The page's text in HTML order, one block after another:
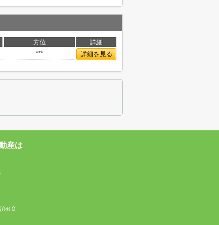
方位
詳細
***
詳細を見る
産は
㈱０